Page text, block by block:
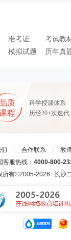
准考证 考试教
模拟试题 历年真
质
程
科学授课体系
历经20+次迭代
┊ 合作联系 ┊ 教
服热线： 4000-800-
所有©2005-2026 长沙